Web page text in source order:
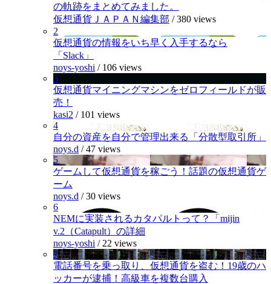
の軌跡をまとめてみました。
仮想通貨ＪＡＰＡＮ編集部 /380 views
2
仮想通貨の情報をいち早く入手するなら
「Slack」
noys-yoshi / 106 views
3
仮想通貨マイニングマシンをゼロフィールドが販
売！
kasi2 / 101 views
4
自分の資産を自分で管理出来る「分散型取引所」
noys.d /47 views
5
ゲームして仮想通貨を稼ごう！話題の仮想通貨ゲ
ーム
noys.d /30 views
6
NEMに実装されるカタパルトって？「mijin
v.2（Catapult）の詳細
noys-yoshi / 22 views
7
電話番号を乗っ取り、仮想通貨を盗む！19歳のハ
ッカーが逮捕！高級車を複数台購入